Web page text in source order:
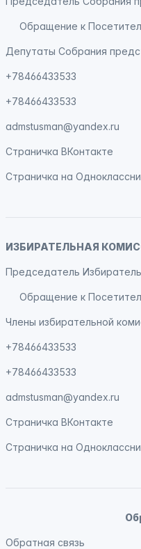
Обращение к
Депутаты Собрания
+78466433533
+78466433533
admstusman@yandex.ru
Страничка ВКонтакте
Страничка на
ИЗБИРАТЕЛЬНАЯ
Председатель
Обращение к
Члены избирательной
+78466433533
+78466433533
admstusman@yandex.ru
Страничка ВКонтакте
Страничка на
Обратная связь